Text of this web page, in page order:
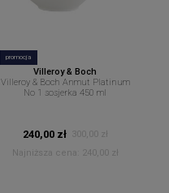
promocja
Villeroy & Boch
Villeroy & Boch Anmut Platinum
No 1 sosjerka 450 ml
240,00 zł
300,00 zł
Najniższa cena:
240,00 zł